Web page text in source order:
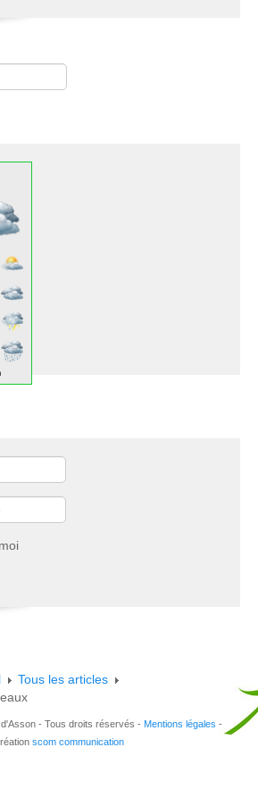
Tous les articles
- Tous droits réservés - Mentions légales -
scom communication